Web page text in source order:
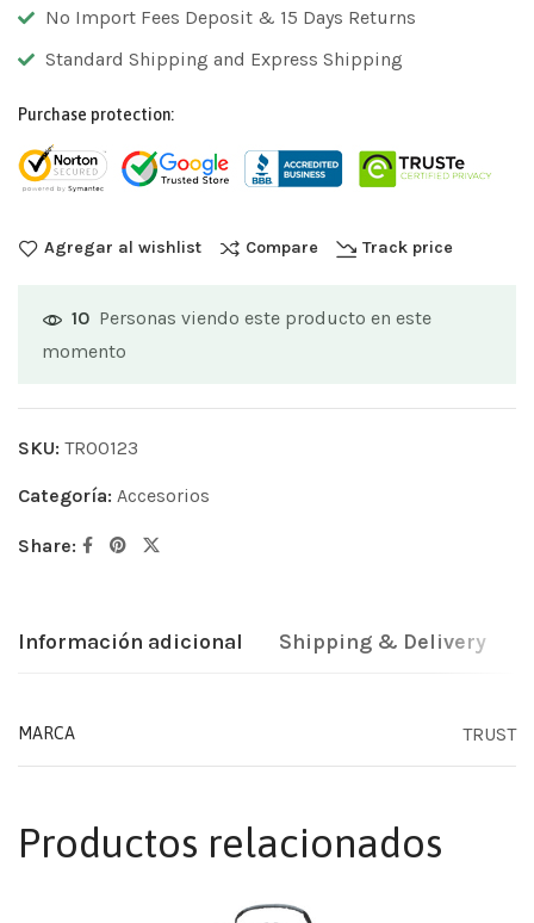
No Import Fees Deposit & 15 Days Returns
Standard Shipping and Express Shipping
Purchase protection:
Agregar al wishlist Compare Track price
10 Personas viendo este producto en este
momento
SKU: TR00123
Categoría: Accesorios
Share:
Información adicional Shipping & Delivery
MARCA TRUST
Productos relacionados